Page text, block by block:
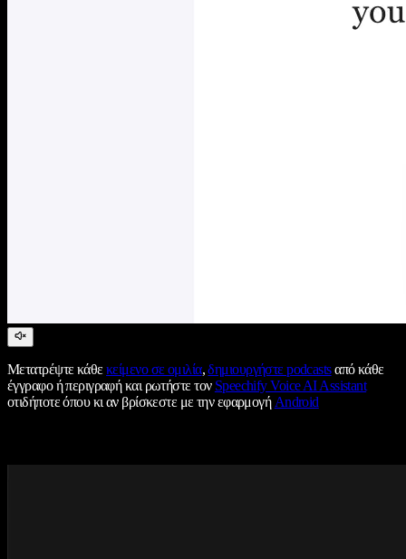
Μετατρέψτε κάθεκείμενο σε ομιλία,δημιουργήστε podcastsαπό κάθε
έγγραφο ή περιγραφή και ρωτήστε τον Speechify Voice AI Assistant
οτιδήποτε όπου κι αν βρίσκεστε με την εφαρμογήAndroid